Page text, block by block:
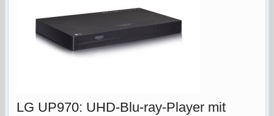
LG UP970: UHD-Blu-ray-Player mit